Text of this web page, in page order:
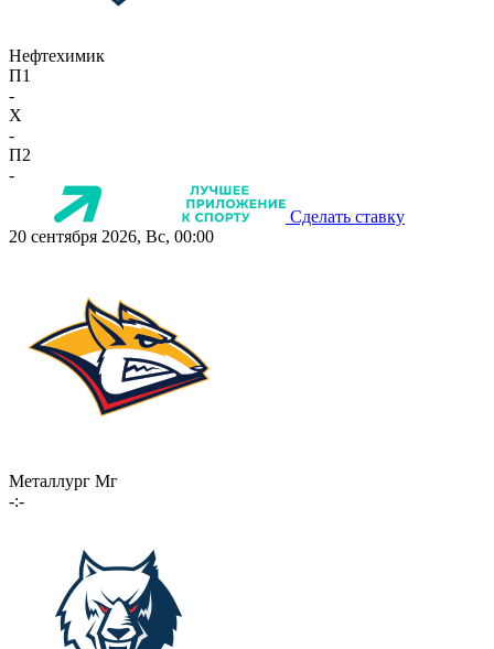
Нефтехимик
П1
-
X
-
П2
-
Сделать ставку
20 сентября 2026, Вс, 00:00
Металлург Мг
-:-